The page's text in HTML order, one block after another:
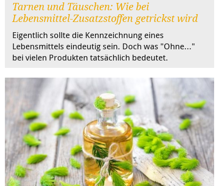
Tarnen und Täuschen: Wie bei
Lebensmittel-Zusatzstoffen getrickst wird
Eigentlich sollte die Kennzeichnung eines
Lebensmittels eindeutig sein. Doch was "Ohne..."
bei vielen Produkten tatsächlich bedeutet.